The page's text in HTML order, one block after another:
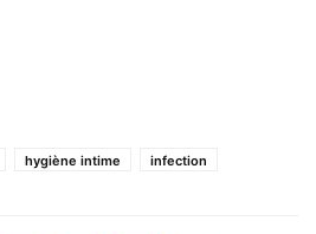
hygiène intime infection